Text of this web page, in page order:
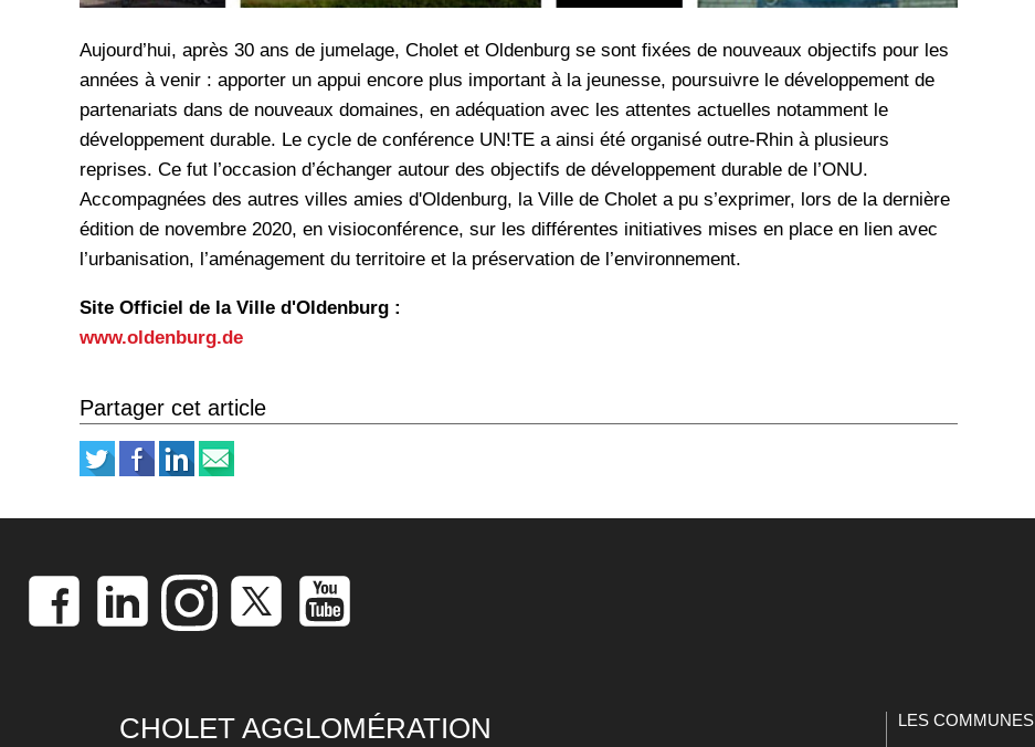
Aujourd’hui, après 30 ans de jumelage, Cholet et Oldenburg se sont fixées de nouveaux objectifs pour les
années à venir : apporter un appui encore plus important à la jeunesse, poursuivre le développement de
partenariats dans de nouveaux domaines, en adéquation avec les attentes actuelles notamment le
développement durable. Le cycle de conférence UN!TE a ainsi été organisé outre-Rhin à plusieurs
reprises. Ce fut l’occasion d’échanger autour des objectifs de développement durable de l’ONU.
Accompagnées des autres villes amies d'Oldenburg, la Ville de Cholet a pu s’exprimer, lors de la dernière
édition de novembre 2020, en visioconférence, sur les différentes initiatives mises en place en lien avec
l’urbanisation, l’aménagement du territoire et la préservation de l’environnement.
Site Officiel de la Ville d'Oldenburg :
www.oldenburg.de
Partager cet article
CHOLET AGGLOMÉRATION LES COMMUNES